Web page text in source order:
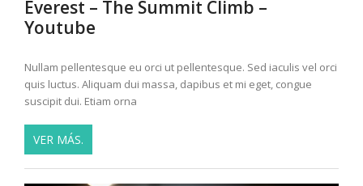
Everest – The Summit Climb –
Youtube
Nullam pellentesque eu orci ut pellentesque. Sed iaculis vel orci
quis luctus. Aliquam dui massa, dapibus et mi eget, congue
suscipit dui. Etiam orna
VER MÁS.